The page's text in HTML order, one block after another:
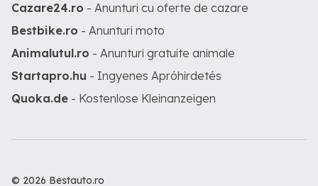
Cazare24.ro - Anunturi cu oferte de cazare
Bestbike.ro - Anunturi moto
Animalutul.ro - Anunturi gratuite animale
Startapro.hu - Ingyenes Apróhirdetés
Quoka.de - Kostenlose Kleinanzeigen
© 2026 Bestauto.ro